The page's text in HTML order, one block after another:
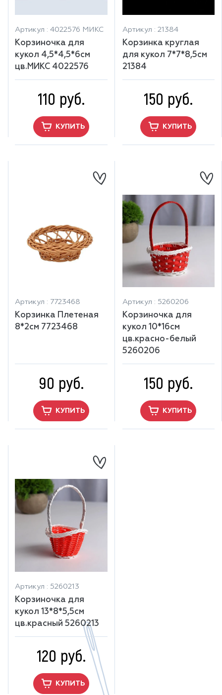
Артикул : 4022576 МИКС
Корзиночка для
кукол 4,5*4,5*6см
цв.МИКС 4022576
110 руб.
КУПИТЬ
Артикул : 21384
Корзинка круглая
для кукол 7*7*8,5см
21384
150 руб.
КУПИТЬ
Артикул : 7723468
Корзинка Плетеная
8*2см 7723468
90 руб.
КУПИТЬ
Артикул : 5260206
Корзиночка для
кукол 10*16см
цв.красно-белый
5260206
150 руб.
КУПИТЬ
Артикул : 5260213
Корзиночка для
кукол 13*8*5,5см
цв.красный 5260213
120 руб.
КУПИТЬ